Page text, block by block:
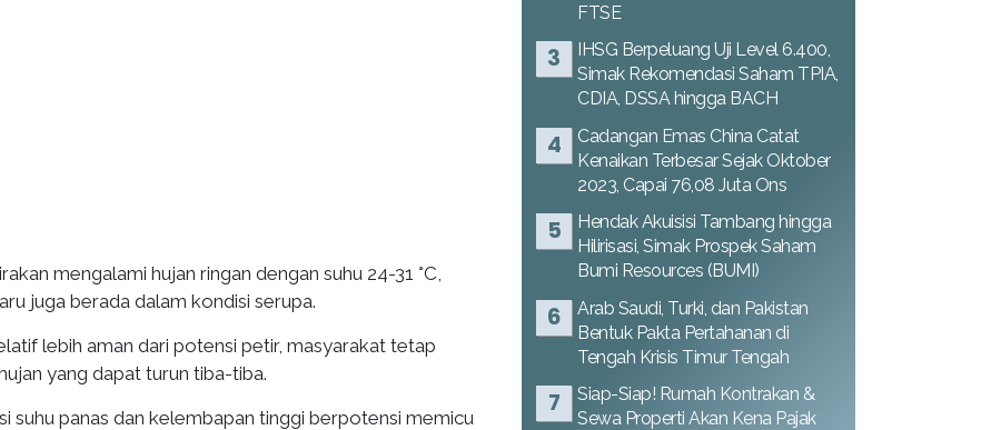
mengalami hujan ringan dengan suhu 24-31 °C,
juga berada dalam kondisi serupa.
lebih aman dari potensi petir, masyarakat tetap
yang dapat turun tiba-tiba.
suhu panas dan kelembapan tinggi berpotensi memicu
FTSE
IHSG Berpeluang Uji Level 6.400,
Simak Rekomendasi Saham TPIA,
CDIA, DSSA hingga BACH
Cadangan Emas China Catat
Kenaikan Terbesar Sejak Oktober
2023, Capai 76,08 Juta Ons
Hendak Akuisisi Tambang hingga
Hilirisasi, Simak Prospek Saham
Bumi Resources (BUMI)
Arab Saudi, Turki, dan Pakistan
Bentuk Pakta Pertahanan di
Tengah Krisis Timur Tengah
Siap-Siap! Rumah Kontrakan &
Sewa Properti Akan Kena Pajak